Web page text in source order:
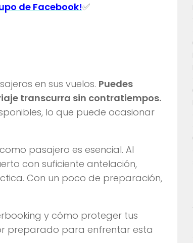
de Facebook!✅
en sus vuelos. Puedes
transcurra sin contratiempos.
lo que puede ocasionar
pasajero es esencial. Al
con suficiente antelación,
Con un poco de preparación,
y cómo proteger tus
preparado para enfrentar esta